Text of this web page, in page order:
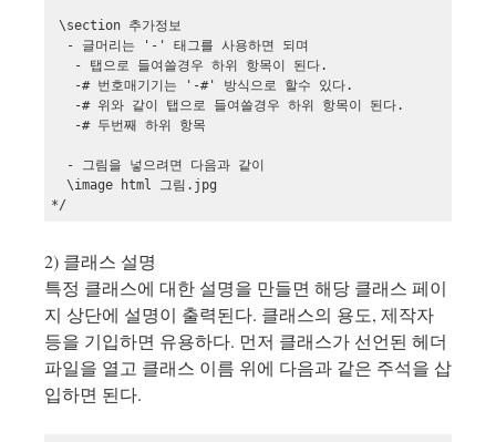
\section 추가정보
  - 글머리는 '-' 태그를 사용하면 되며
   - 탭으로 들여쓸경우 하위 항목이 된다.
   -# 번호매기기는 '-#' 방식으로 할수 있다.
   -# 위와 같이 탭으로 들여쓸경우 하위 항목이 된다.
   -# 두번째 하위 항목
  - 그림을 넣으려면 다음과 같이
  \image html 그림.jpg
*/
2) 클래스 설명
특정 클래스에 대한 설명을 만들면 해당 클래스 페이
지 상단에 설명이 출력된다. 클래스의 용도, 제작자
등을 기입하면 유용하다. 먼저 클래스가 선언된 헤더
파일을 열고 클래스 이름 위에 다음과 같은 주석을 삽
입하면 된다.